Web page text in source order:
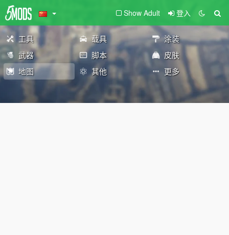
Show Adult 登入
工具 载具
涂装
武器
脚本
皮肤
地图
其他 更多